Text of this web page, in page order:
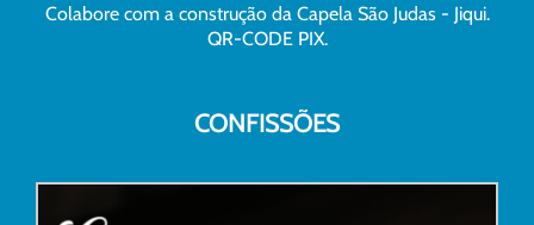
Colabore com a construção da Capela São Judas - Jiqui.
QR-CODE PIX.
CONFISSÕES